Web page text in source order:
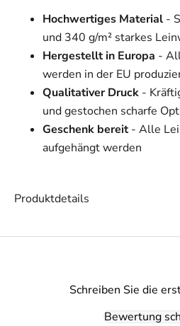
Hochwertiges Material -
und 340 g/m² starkes
Hergestellt in Europa -
werden in der EU
Qualitativer Druck -
und gestochen scharfe
Geschenk bereit- Alle
aufgehängt werden
Produktdetails
Schreiben Sie die
Bewertung